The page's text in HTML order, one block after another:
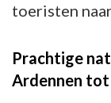
toeristen
Prachtige
Ardennen tot